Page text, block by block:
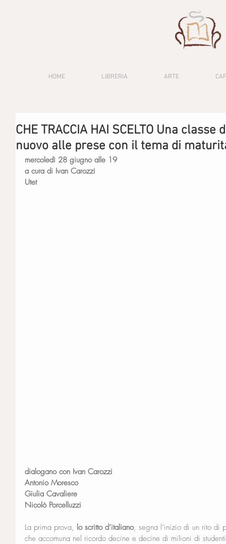
HOME LIBRERIA ARTE
CHE TRACCIA HAI SCELTO Una
nuovo alle prese con il tema di
mercoledì 28 giugno alle 19
a cura di Ivan Carozzi
Utet
dialogano con Ivan Carozzi
Antonio Moresco
Giulia Cavaliere
Nicolò Porcelluzzi
La prima prova, lo scritto d’italiano, segna l’inizio di un rito di
che accomuna nel ricordo decine e decine di milioni di